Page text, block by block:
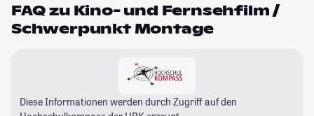
FAQ zu Kino- und Fernsehfilm /
Schwerpunkt Montage
Diese Informationen werden durch Zugriff auf den